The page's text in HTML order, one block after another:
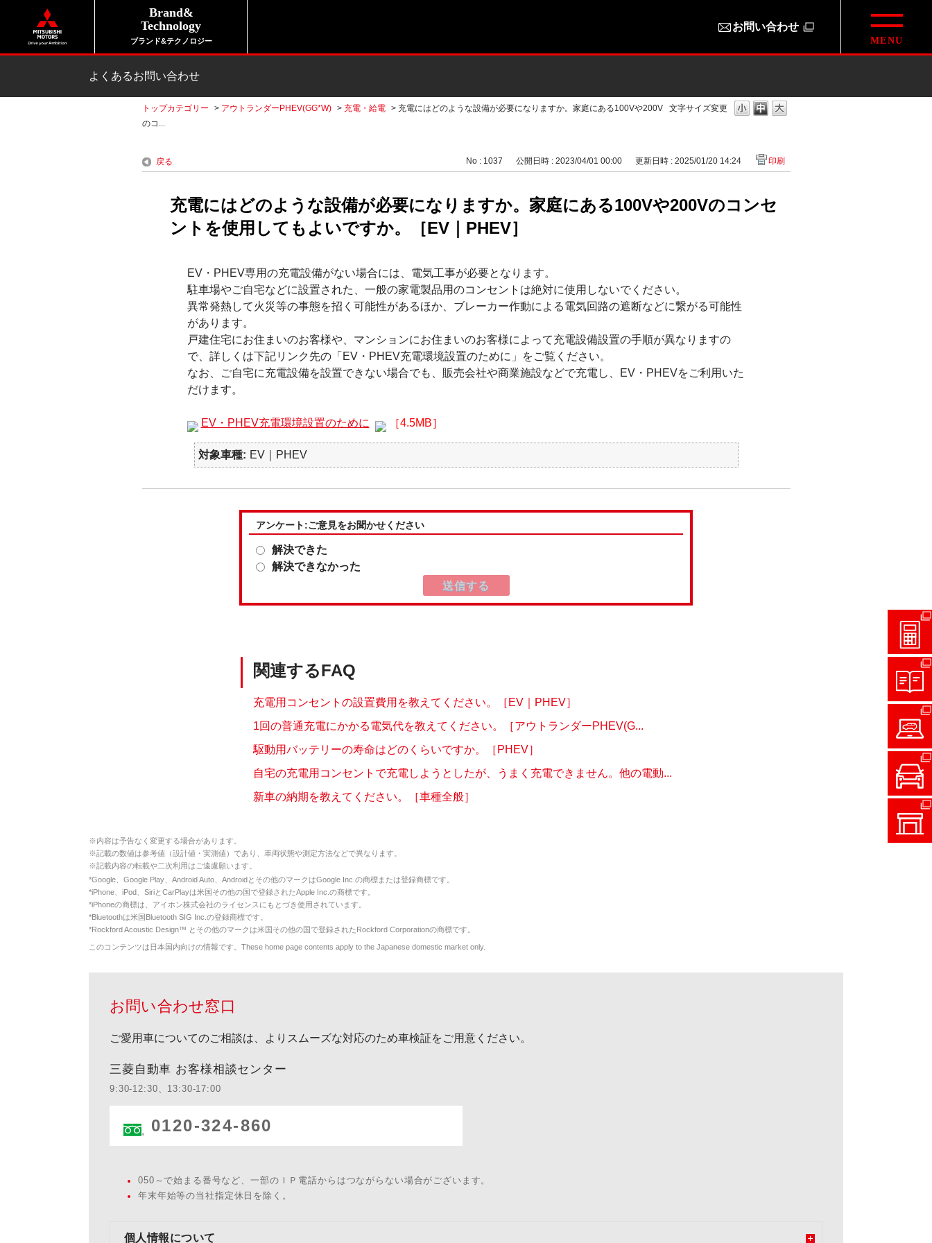
Brand&
Technology
ブランド&テクノロジー
お問い合わせ
よくあるお問い合わせ
文字サイズ変更
トップカテゴリー > アウトランダーPHEV(GG*W) > 充電・給電 > 充電にはどのような設備が必要になりますか。家庭にある100Vや200V
のコ...
戻る No : 1037 公開日時 : 2023/04/01 00:00 更新日時 : 2025/01/20 14:24 印刷
充電にはどのような設備が必要になりますか。家庭にある100Vや200Vのコンセ
ントを使用してもよいですか。［EV｜PHEV］
EV・PHEV専用の充電設備がない場合には、電気工事が必要となります。
駐車場やご自宅などに設置された、一般の家電製品用のコンセントは絶対に使用しないでください。
異常発熱して火災等の事態を招く可能性があるほか、ブレーカー作動による電気回路の遮断などに繋がる可能性
があります。
戸建住宅にお住まいのお客様や、マンションにお住まいのお客様によって充電設備設置の手順が異なりますの
で、詳しくは下記リンク先の「EV・PHEV充電環境設置のために」をご覧ください。
なお、ご自宅に充電設備を設置できない場合でも、販売会社や商業施設などで充電し、EV・PHEVをご利用いた
だけます。
EV・PHEV充電環境設置のために ［4.5MB］
対象車種 EV｜PHEV
アンケート:ご意見をお聞かせください
解決できた
解決できなかった
関連するFAQ
充電用コンセントの設置費用を教えてください。［EV｜PHEV］
1回の普通充電にかかる電気代を教えてください。［アウトランダーPHEV(G...
駆動用バッテリーの寿命はどのくらいですか。［PHEV］
自宅の充電用コンセントで充電しようとしたが、うまく充電できません。他の電動...
新車の納期を教えてください。［車種全般］
※内容は予告なく変更する場合があります。
※記載の数値は参考値（設計値・実測値）であり、車両状態や測定方法などで異なります。
※記載内容の転載や二次利用はご遠慮願います。
*Google、Google Play、Android Auto、Androidとその他のマークはGoogle Inc.の商標または登録商標です。
*iPhone、iPod、SiriとCarPlayは米国その他の国で登録されたApple Inc.の商標です。
*iPhoneの商標は、アイホン株式会社のライセンスにもとづき使用されています。
*Bluetoothは米国Bluetooth SIG Inc.の登録商標です。
*Rockford Acoustic Design™ とその他のマークは米国その他の国で登録されたRockford Corporationの商標です。
このコンテンツは日本国内向けの情報です。These home page contents apply to the Japanese domestic market only.
お問い合わせ窓口
ご愛用車についてのご相談は、よりスムーズな対応のため車検証をご用意ください。
三菱自動車 お客様相談センター
9:30-12:30、13:30-17:00
0120-324-860
050～で始まる番号など、一部のＩＰ電話からはつながらない場合がございます。
年末年始等の当社指定休日を除く。
個人情報について